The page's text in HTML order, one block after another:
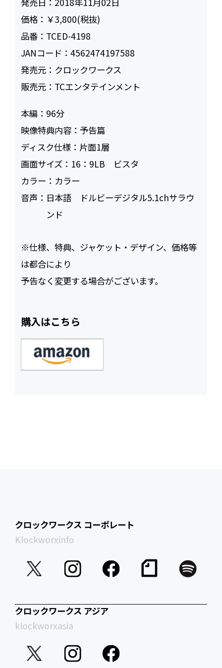
価格： ￥3,800(税抜)
品番： TCED-4198
JANコード：4562474197588
発売元： クロックワークス
販売元： TCエンタテインメント
本編： 96
映像特典内容：予告篇
ディスク仕様： 片面1層
画面サイズ： 16：9LB ビスタ
カラー： カラー
音声： 日本語 ドルビーデジタル5.1chサラウ
ンド
※仕様、特典、ジャケット・デザイン、価格等
は都合により
予告なく変更する場合がございます。
購入はこちら
クロックワークス コーポレート
Klockworxinfo
クロックワークス アジア
klockworxasia